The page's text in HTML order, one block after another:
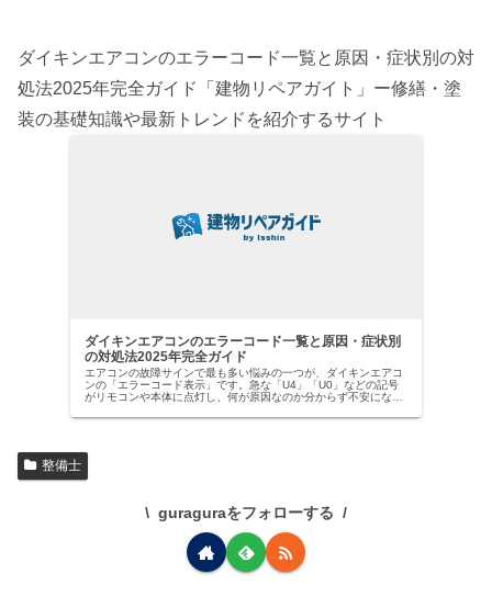
ダイキンエアコンのエラーコード一覧と原因・症状別の対
処法2025年完全ガイド「建物リペアガイト」ー修繕・塗
装の基礎知識や最新トレンドを紹介するサイト
ダイキンエアコンのエラーコード一覧と原因・症状別
の対処法2025年完全ガイド
エアコンの故障サインで最も多い悩みの一つが、ダイキンエアコ
ンの「エラーコード表示」です。急な「U4」「U0」などの記号
がリモコンや本体に点灯し、何が原因なのか分からず不安になっ
でトッ…
整備士
guraguraをフォローする